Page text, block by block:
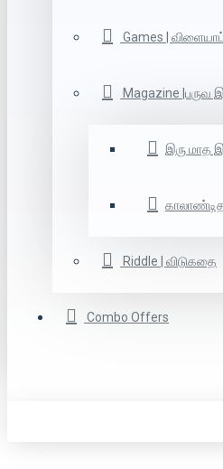
Games |
Magazine |பருவ
இரு மாத
Riddle | விடுகதை
Combo Offers